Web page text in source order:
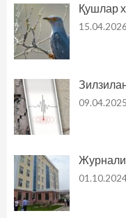
Қушлар
15.04.2026
09.04.2025